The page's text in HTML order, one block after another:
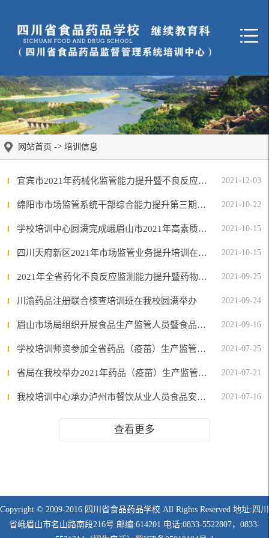
网站首页 -> 培训信息
宜宾市2021年药械化监管能力提升暨不良反应监测培训班圆满举办 2021-12-03
绵阳市市场监管系统干部综合能力提升第三期培训班圆满结束 2021-10-22
学校培训中心圆满完成峨眉山市2021年高素质农民培育项目县级培训 2021-10-15
四川天府新区2021年市场监管业务提升培训在我校举办 2021-10-15
2021年全省药化不良反应监测能力提升暨药物警戒骨干检查员培训在我校召开 2021-09-25
川渝药品注册联合核查培训班在我校圆满举办 2021-09-24
眉山市场局组织开展食品生产监管人员暨食品生产许可核查人员培训 2021-09-16
学校培训师资参加全省药品（疫苗）生产监管人员检查能力提升培训 2021-07-25
省局在我校举办2021年药品（疫苗）生产监管人员检查能力提升培训 2021-07-21
我校培训中心承办泸州市餐饮从业人员食品安全培训 2021-07-16
查看更多
Copyright © 2009-2016 四川省食品药品学校 All Rights Reserved 地址:四川
省峨眉山市名山路南段216号 邮编:614201 电话:0833-5522807，0833-